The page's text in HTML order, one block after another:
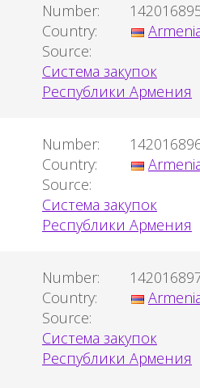
Number:
Country:
Source:
Система закупок
Республики Армения
Number:
Country:
Source:
Система закупок
Республики Армения
Number:
Country:
Source:
Система закупок
Республики Армения